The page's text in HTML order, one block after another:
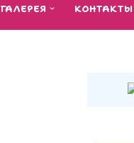
ГАЛЕРЕЯ КОНТАКТЫ